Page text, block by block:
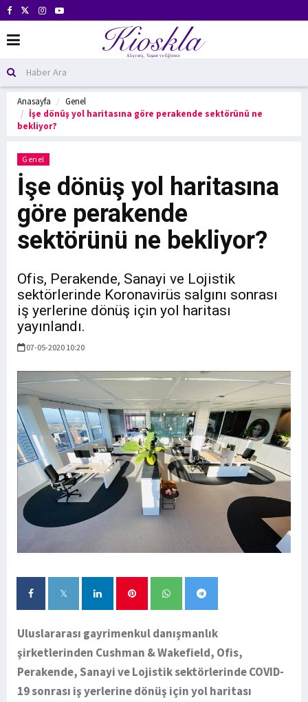
Anasayfa
Genel
İşe dönüş yol haritasına göre perakende sektörünü ne
bekliyor?
Genel
İşe dönüş yol haritasına
göre perakende
sektörünü ne bekliyor?
Ofis, Perakende, Sanayi ve Lojistik
sektörlerinde Koronavirüs salgını sonrası
iş yerlerine dönüş için yol haritası
yayınlandı.
07-05-2020 10:20
Uluslararası gayrimenkul danışmanlık
şirketlerinden Cushman & Wakefield, Ofis,
Perakende, Sanayi ve Lojistik sektörlerinde COVID-
19 sonrası iş yerlerine dönüş için yol haritası